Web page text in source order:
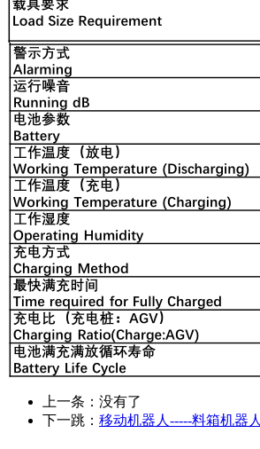
上一条：没有了
下一跳： 移动机器人-----料箱机器人